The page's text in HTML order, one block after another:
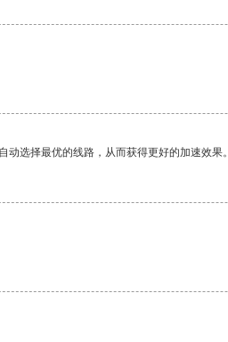
选择最优的线路，从而获得更好的加速效果。